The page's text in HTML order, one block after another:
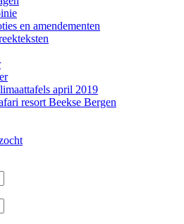
en amendementen
april 2019
resort Beekse Bergen